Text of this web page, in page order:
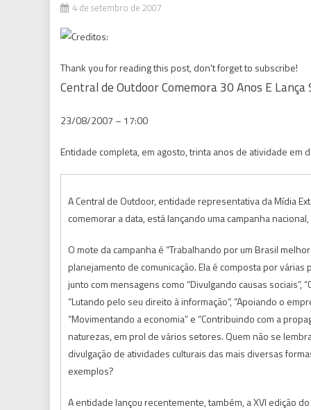
4 de setembro de 2007
Thank you for reading this post, don't forget to subscribe!
Central de Outdoor Comemora 30 Anos E Lança
23/08/2007 – 17:00
Entidade completa, em agosto, trinta anos de atividade em
A Central de Outdoor, entidade representativa da Mídia
comemorar a data, está lançando uma campanha
O mote da campanha é “Trabalhando por um Brasil
planejamento de comunicação. Ela é composta por
junto com mensagens como “Divulgando causas sociais”,
“Lutando pelo seu direito à informação”, “Apoiando o
“Movimentando a economia” e “Contribuindo com a
naturezas, em prol de vários setores. Quem não se
divulgação de atividades culturais das mais diversas
exemplos?
A entidade lançou recentemente, também, a XVI edição